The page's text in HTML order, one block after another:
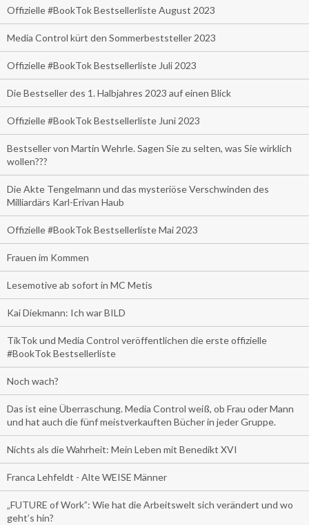
Offizielle #BookTok Bestsellerliste August 2023
Media Control kürt den Sommerbeststeller 2023
Offizielle #BookTok Bestsellerliste Juli 2023
Die Bestseller des 1. Halbjahres 2023 auf einen Blick
Offizielle #BookTok Bestsellerliste Juni 2023
Bestseller von Martin Wehrle. Sagen Sie zu selten, was Sie wirklich
wollen???
Die Akte Tengelmann und das mysteriöse Verschwinden des
Milliardärs Karl-Erivan Haub
Offizielle #BookTok Bestsellerliste Mai 2023
Frauen im Kommen
Lesemotive ab sofort in MC Metis
Kai Diekmann: Ich war BILD
TikTok und Media Control veröffentlichen die erste offizielle
#BookTok Bestsellerliste
Noch wach?
Das ist eine Überraschung. Media Control weiß, ob Frau oder Mann
und hat auch die fünf meistverkauften Bücher in jeder Gruppe.
Nichts als die Wahrheit: Mein Leben mit Benedikt XVI
Franca Lehfeldt - Alte WEISE Männer
„FUTURE of Work”: Wie hat die Arbeitswelt sich verändert und wo
geht’s hin?